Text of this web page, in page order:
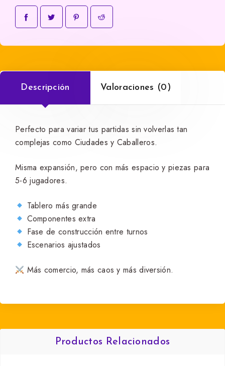
cantidad
Descripción Valoraciones (0)
Perfecto para variar tus partidas sin volverlas tan
complejas como Ciudades y Caballeros.
Misma expansión, pero con más espacio y piezas para
5-6 jugadores.
Tablero más grande
Componentes extra
Fase de construcción entre turnos
Escenarios ajustados
Más comercio, más caos y más diversión.
Productos Relacionados